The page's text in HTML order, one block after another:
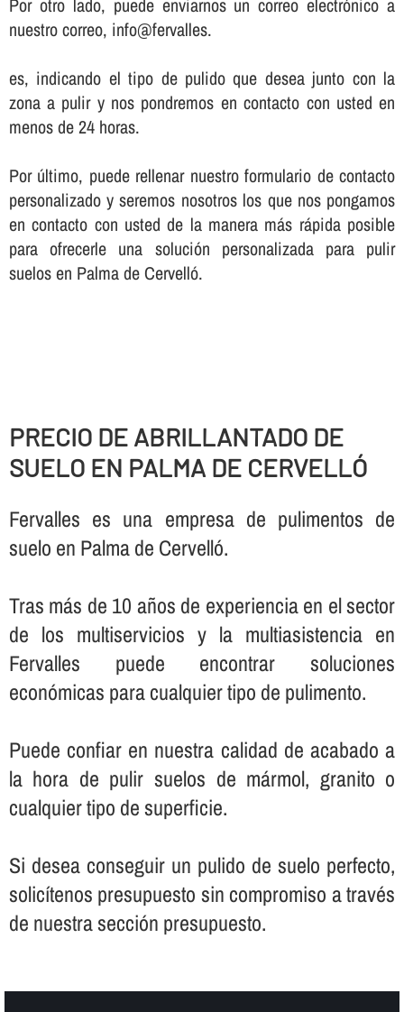
nuestro correo, info@fervalles.
es, indicando el tipo de pulido que desea junto con la
zona a pulir y nos pondremos en contacto con usted en
menos de 24 horas.
Por último, puede rellenar nuestro formulario de contacto
personalizado y seremos nosotros los que nos pongamos
en contacto con usted de la manera más rápida posible
para ofrecerle una solución personalizada para pulir
suelos en Palma de Cervelló.
PRECIO DE ABRILLANTADO DE
SUELO EN PALMA DE CERVELLÓ
Fervalles es una empresa de pulimentos de
suelo en Palma de Cervelló.
Tras más de 10 años de experiencia en el sector
de los multiservicios y la multiasistencia en
Fervalles puede encontrar soluciones
económicas para cualquier tipo de pulimento.
Puede confiar en nuestra calidad de acabado a
la hora de pulir suelos de mármol, granito o
cualquier tipo de superficie.
Si desea conseguir un pulido de suelo perfecto,
solicí­tenos presupuesto sin compromiso a través
de nuestra sección presupuesto.